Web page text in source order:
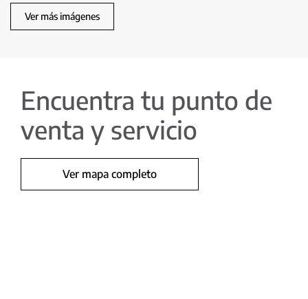
Ver más imágenes
Encuentra tu punto de
venta y servicio
Ver mapa completo